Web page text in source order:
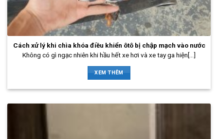
Cách xử lý khi chìa khóa điều khiển ôtô bị chập mạch vào nước
Không có gì ngạc nhiên khi hầu hết xe hơi và xe tay ga hiện[...]
XEM THÊM